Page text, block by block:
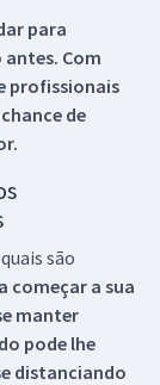
para
Com
profissionais
de
são
começar a sua
manter
pode lhe
distanciando